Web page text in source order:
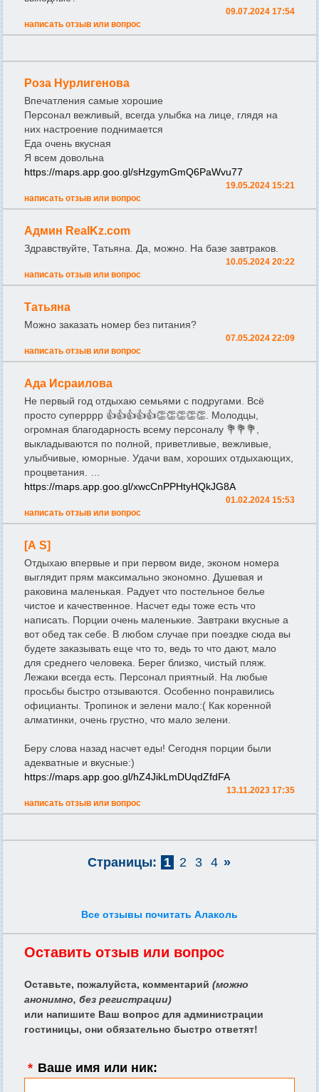
09.07.2024 17:54
написать отзыв или вопрос
Роза Нурлигенова
Впечатления самые хорошие
Персонал вежливый, всегда улыбка на лице, глядя на
них настроение поднимается
Еда очень вкусная
Я всем довольна
https://maps.app.goo.gl/sHzgymGmQ6PaWvu77
19.05.2024 15:21
написать отзыв или вопрос
Админ RealKz.com
Здравствуйте, Татьяна. Да, можно. На базе завтраков.
10.05.2024 20:22
написать отзыв или вопрос
Татьяна
Можно заказать номер без питания?
07.05.2024 22:09
написать отзыв или вопрос
Ада Исраилова
Не первый год отдыхаю семьями с подругами. Всё
просто суперррр 👍👍👍👍👍👏👏👏👏👏. Молодцы,
огромная благодарность всему персоналу 💐💐💐,
выкладываются по полной, приветливые, вежливые,
улыбчивые, юморные. Удачи вам, хороших отдыхающих,
процветания. …
https://maps.app.goo.gl/xwcCnPPHtyHQkJG8A
01.02.2024 15:53
написать отзыв или вопрос
[А S]
Отдыхаю впервые и при первом виде, эконом номера
выглядит прям максимально экономно. Душевая и
раковина маленькая. Радует что постельное белье
чистое и качественное. Насчет еды тоже есть что
написать. Порции очень маленькие. Завтраки вкусные а
вот обед так себе. В любом случае при поездке сюда вы
будете заказывать еще что то, ведь то что дают, мало
для среднего человека. Берег близко, чистый пляж.
Лежаки всегда есть. Персонал приятный. На любые
просьбы быстро отзываются. Особенно понравились
официанты. Тропинок и зелени мало:( Как коренной
алматинки, очень грустно, что мало зелени.
Беру слова назад насчет еды! Сегодня порции были
адекватные и вкусные:)
https://maps.app.goo.gl/hZ4JikLmDUqdZfdFA
13.11.2023 17:35
написать отзыв или вопрос
Страницы: 1 2 3 4 »
Все отзывы почитать Алаколь
Оставить отзыв или вопрос
Оставьте, пожалуйста, комментарий (можно
анонимно, без регистрации)
или напишите Ваш вопрос для администрации
гостиницы, они обязательно быстро ответят!
* Ваше имя или ник: